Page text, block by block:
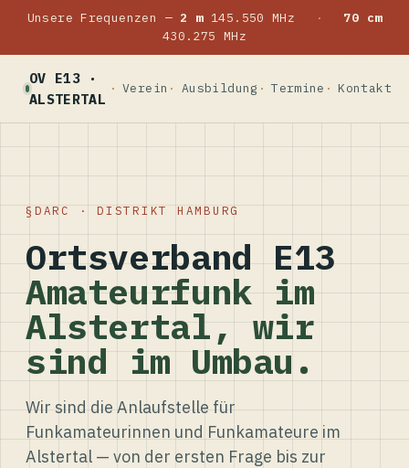
Unsere Frequenzen — 2 m145.550 MHz ·
70 cm
430.275 MHz
OV E13 ·
ALSTERTAL
Verein Ausbildung Termine Kontakt
DARC · DISTRIKT HAMBURG
Ortsverband E13
Amateurfunk im
Alstertal, wir
sind im Umbau.
Wir sind die Anlaufstelle für
Funkamateurinnen und Funkamateure im
Alstertal — von der ersten Frage bis zur